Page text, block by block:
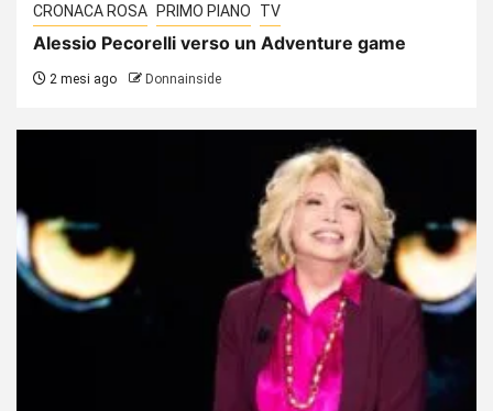
CRONACA ROSA PRIMO PIANO TV
Alessio Pecorelli verso un Adventure game
2 mesi ago Donnainside